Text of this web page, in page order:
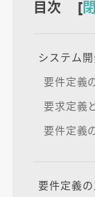
目次 [
システム
要件定義
要求定義
要件定義
要件定義の